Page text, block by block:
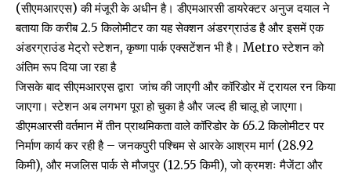
(सीएमआरएस) की मंजूरी के अधीन है। डीएमआरसी डायरेक्टर अनुज दयाल ने
बताया कि करीब 2.5 किलोमीटर का यह सेक्शन अंडरग्राउंड है और इसमें एक
अंडरग्राउंड मेट्रो स्टेशन, कृष्णा पार्क एक्सटेंशन भी है। Metro स्टेशन को
अंतिम रूप दिया जा रहा है
जिसके बाद सीएमआरएस द्वारा जांच की जाएगी और कॉरिडोर में ट्रायल रन किया
जाएगा। स्टेशन अब लगभग पूरा हो चुका है और जल्द ही चालू हो जाएगा।
डीएमआरसी वर्तमान में तीन प्राथमिकता वाले कॉरिडोर के 65.2 किलोमीटर पर
निर्माण कार्य कर रही है – जनकपुरी पश्चिम से आरके आश्रम मार्ग (28.92
किमी), और मजलिस पार्क से मौजपुर (12.55 किमी), जो क्रमशः मैजेंटा और